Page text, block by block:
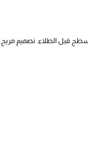
قبل الطلاء. تصميم